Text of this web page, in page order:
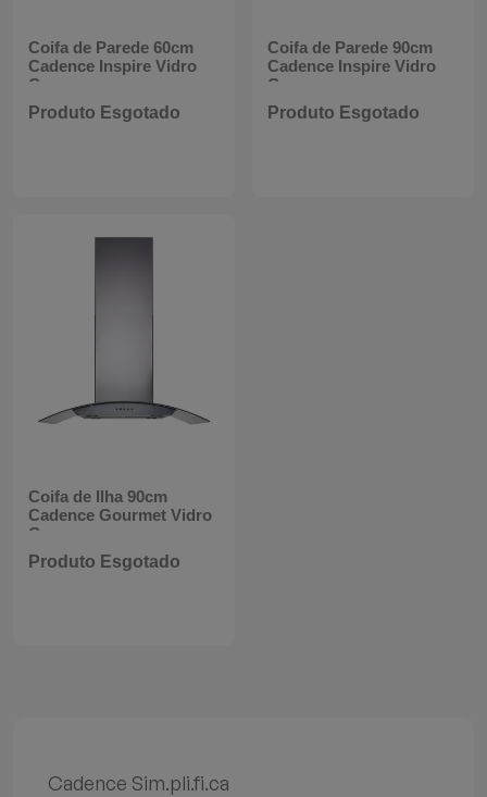
Coifa de Parede 60cm
Cadence Inspire Vidro
Curvo
Produto Esgotado
Coifa de Parede 90cm
Cadence Inspire Vidro
Curvo
Produto Esgotado
Coifa de Ilha 90cm
Cadence Gourmet Vidro
Curvo
Produto Esgotado
Cadence Sim.pli.fi.ca
Fritadeiras
Mixers
Bebedouros
Cooktops